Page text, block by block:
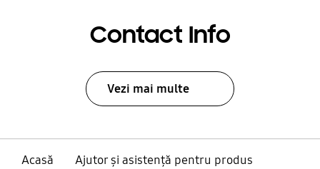
Contact Info
Vezi mai multe
Acasă
Ajutor și asistență pentru produs